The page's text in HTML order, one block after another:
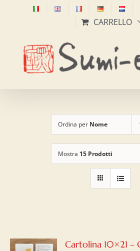
CARRELLO
Ordina per Nome
Mostra 15 Prodotti
Cartolina 10×21 –